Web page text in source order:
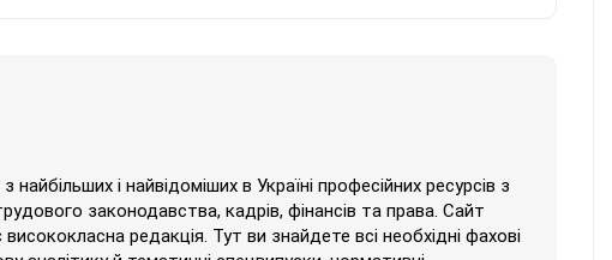
і найвідоміших в Україні професійних ресурсів з
законодавства, кадрів, фінансів та права. Сайт
висококласна редакція. Тут ви знайдете всі необхідні фахові